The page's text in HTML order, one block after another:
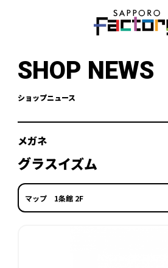
SHOP NEWS
ショップニュース
メガネ
グラスイズム
マップ 1条館 2F